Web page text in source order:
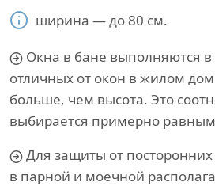
ширина — до 80 см.
Окна в бане выполняются
отличных от окон в жилом
больше, чем высота. Это
выбирается примерно равным
Для защиты от посторонних
в парной и моечной